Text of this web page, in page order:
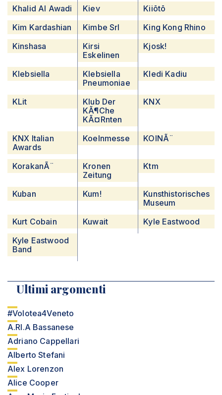
Khalid Al Awadi
Kiev
Kiiōtō
Kim Kardashian
Kimbe Srl
King Kong Rhino
Kinshasa
Kirsi
Eskelinen
Kjosk!
Klebsiella
Klebsiella
Pneumoniae
Kledi Kadiu
KLit
Klub Der
KÃ¶che
KÃ¤rnten
KNX
KNX Italian
Awards
Koelnmesse KOINÃ¨
KorakanÃ¨
Kronen
Zeitung
Ktm
Kuban Kum!
Kunsthistorisches
Museum
Kurt Cobain
Kuwait
Kyle Eastwood
Kyle Eastwood
Band
Ultimi argomenti
#Volotea4Veneto
A.RI.A Bassanese
Adriano Cappellari
Alberto Stefani
Alex Lorenzon
Alice Cooper